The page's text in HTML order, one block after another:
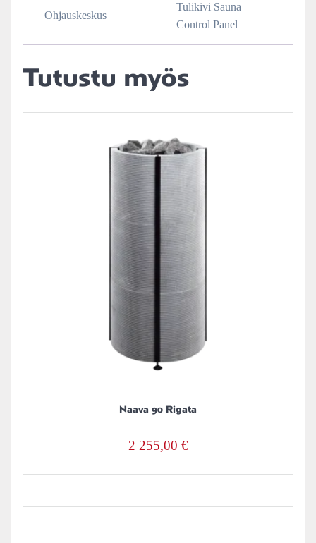
Ohjauskeskus
Tulikivi Sauna
Control Panel
Tutustu myös
Naava 90 Rigata
2 255,00 €